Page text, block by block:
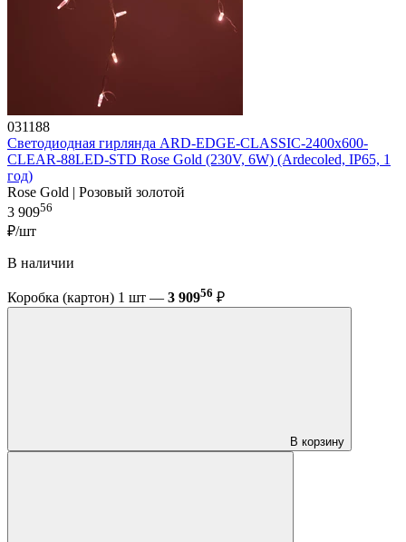
031188
Светодиодная гирлянда ARD-EDGE-CLASSIC-2400x600-
CLEAR-88LED-STD Rose Gold (230V, 6W) (Ardecoled, IP65, 1
год)
Rose Gold | Розовый золотой
3 90956
₽/шт
В наличии
Коробка (картон) 1 шт — 3 90956 ₽
В корзину